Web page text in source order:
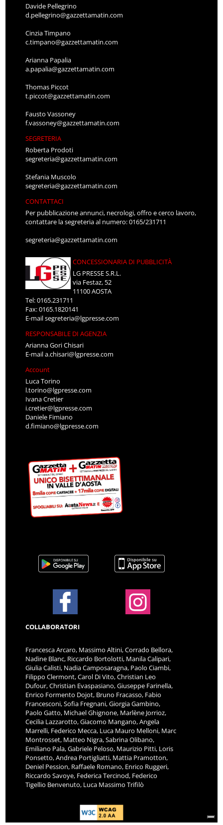
Davide Pellegrino
d.pellegrino@gazzettamatin.com
Cinzia Timpano
c.timpano@gazzettamatin.com
Arianna Papalia
a.papalia@gazzettamatin.com
Thomas Piccot
t.piccot@gazzettamatin.com
Fausto Vassoney
f.vassoney@gazzettamatin.com
SEGRETERIA
Roberta Prodoti
segreteria@gazzettamatin.com
Stefania Muscolo
segreteria@gazzettamatin.com
CONTATTACI
Per pubblicazione annunci, necrologi, offro e cerco lavoro,
contattare la segreteria al numero: 0165/231711
segreteria@gazzettamatin.com
CONCESSIONARIA DI PUBBLICITÀ
LG PRESSE S.R.L.
via Festaz, 52
11100 AOSTA
Tel: 0165.231711
Fax: 0165.1820141
E-mailsegreteria@lgpresse.com
RESPONSABILE DI AGENZIA
Arianna Gori Chisari
E-maila.chisari@lgpresse.com
Account
Luca Torino
l.torino@lgpresse.com
Ivana Cretier
i.cretier@lgpresse.com
Daniele Fimiano
d.fimiano@lgpresse.com
COLLABORATORI
Francesca Arcaro, Massimo Altini, Corrado Bellora,
Nadine Blanc, Riccardo Bortolotti, Manila Calipari,
Giulia Calisti, Nadia Camposaragna, Paolo Ciambi,
Filippo Clermont, Carol Di Vito, Christian Leo
Dufour, Christian Evaspasiano, Giuseppe Farinella,
Enrico Formento Dojot, Bruno Fracasso, Fabio
Francesconi, Sofia Fregnani, Giorgia Gambino,
Paolo Gatto, Michael Ghignone, Marlène Jorrioz,
Cecilia Lazzarotto, Giacomo Mangano, Angela
Marrelli, Federico Mecca, Luca Mauro Melloni, Marc
Montrosset, Matteo Nigra, Sabrina Olibano,
Emiliano Pala, Gabriele Peloso, Maurizio Pitti, Loris
Ponsetto, Andrea Portigliatti, Mattia Pramotton,
Deniel Pession, Raffaele Romano, Enrico Ruggeri,
Riccardo Savoye, Federica Tercinod, Federico
Tigellio Benvenuto, Luca Massimo Trifilò